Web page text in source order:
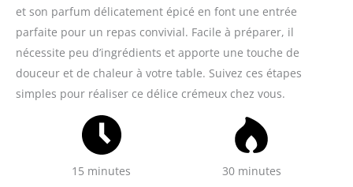
et son parfum délicatement épicé en font une entrée
parfaite pour un repas convivial. Facile à préparer, il
nécessite peu d’ingrédients et apporte une touche de
douceur et de chaleur à votre table. Suivez ces étapes
simples pour réaliser ce délice crémeux chez vous.
15 minutes 30 minutes